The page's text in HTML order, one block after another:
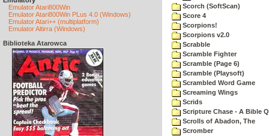
Emulator Atari800Win
Emulator Atari800Win PLus 4.0 (Windows)
Emulator Atari++ (multiplatform)
Emulator Altirra (Windows)
Biblioteka Atarowca
Scorch (SoftScan)
Score 4
Scorpions!
Scorpions v2.0
Scrabble
Scramble Fighter
Scramble (Page 6)
Scramble (Playsoft)
Scrambled Word Game
Screaming Wings
Scrids
Scripture Chase - A Bible
Scrolls of Abadon, The
Scromber